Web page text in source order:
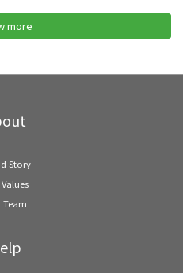
more
Story
Team